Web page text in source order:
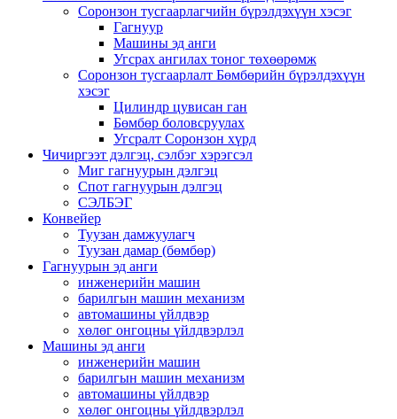
Соронзон тусгаарлагчийн бүрэлдэхүүн хэсэг
Гагнуур
Машины эд анги
Угсрах ангилах тоног төхөөрөмж
Соронзон тусгаарлалт Бөмбөрийн бүрэлдэхүүн
хэсэг
Цилиндр цувисан ган
Бөмбөр боловсруулах
Угсралт Соронзон хүрд
Чичиргээт дэлгэц, сэлбэг хэрэгсэл
Миг гагнуурын дэлгэц
Спот гагнуурын дэлгэц
СЭЛБЭГ
Конвейер
Туузан дамжуулагч
Туузан дамар (бөмбөр)
Гагнуурын эд анги
инженерийн машин
барилгын машин механизм
автомашины үйлдвэр
хөлөг онгоцны үйлдвэрлэл
Машины эд анги
инженерийн машин
барилгын машин механизм
автомашины үйлдвэр
хөлөг онгоцны үйлдвэрлэл